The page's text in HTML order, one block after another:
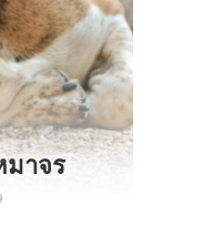
มาจร